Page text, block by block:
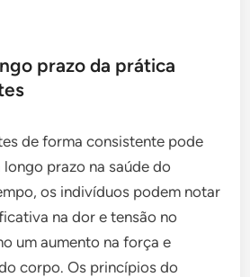
prazo da prática
de forma consistente pode
prazo na saúde do
os indivíduos podem notar
na dor e tensão no
um aumento na força e
corpo. Os princípios do